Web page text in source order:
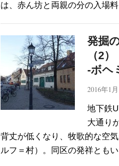
は、赤ん坊と両親の分の入場
発掘
（2）
-ボヘ
2016年1
地下鉄
大通り
背丈が低くなり、牧歌的な空
ルフ＝村）。同区の発祥とも